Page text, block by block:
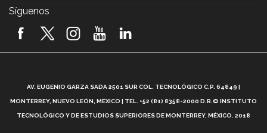
2026! (video)
¿Cómo es el Modelo Educativo Tec? (video)
Síguenos
AV. EUGENIO GARZA SADA 2501 SUR COL. TECNOLÓGICO C.P. 64849 |
MONTERREY, NUEVO LEÓN, MÉXICO | TEL. +52 (81) 8358-2000 D.R.© INSTITUTO
TECNOLÓGICO Y DE ESTUDIOS SUPERIORES DE MONTERREY, MÉXICO. 2018